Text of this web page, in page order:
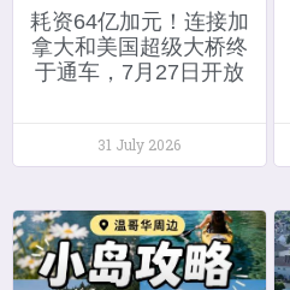
耗资64亿加元！连接加
拿大和美国超级大桥终
于通车，7月27日开放
31 July 2026